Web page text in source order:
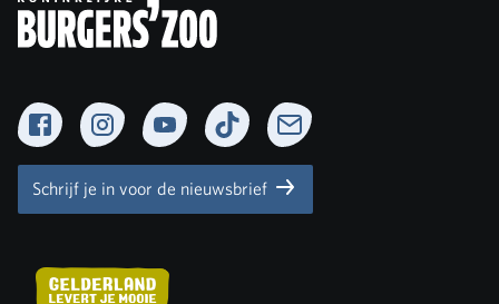
FacebookInstagramYouTubeTikTok Newsletter
Schrijf je in voor de nieuwsbrief